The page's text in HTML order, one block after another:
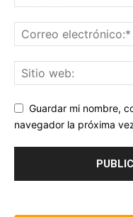
Guardar mi nombre,
navegador la próxima